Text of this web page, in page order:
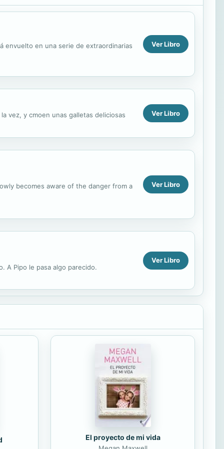
envuelto en una serie de extraordinarias Ver Libro
vez, y cmoen unas galletas deliciosas Ver Libro
becomes aware of the danger from a Ver Libro
A Pipo le pasa algo parecido.
Ver Libro
El proyecto de mi vida